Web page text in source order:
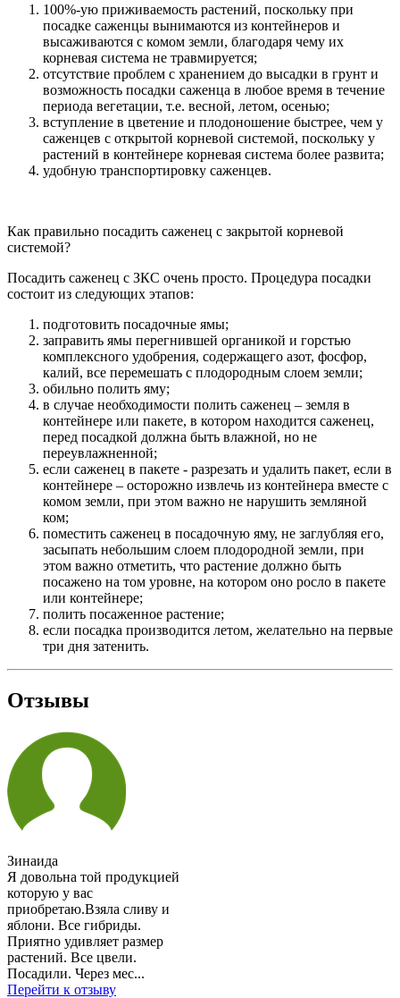
100%-ую приживаемость растений, поскольку при
посадке саженцы вынимаются из контейнеров и
высаживаются с комом земли, благодаря чему их
корневая система не травмируется;
отсутствие проблем с хранением до высадки в грунт и
возможность посадки саженца в любое время в течение
периода вегетации, т.е. весной, летом, осенью;
вступление в цветение и плодоношение быстрее, чем у
саженцев с открытой корневой системой, поскольку у
растений в контейнере корневая система более развита;
удобную транспортировку саженцев.
Как правильно посадить саженец с закрытой корневой
системой?
Посадить саженец с ЗКС очень просто. Процедура посадки
состоит из следующих этапов:
подготовить посадочные ямы;
заправить ямы перегнившей органикой и горстью
комплексного удобрения, содержащего азот, фосфор,
калий, все перемешать с плодородным слоем земли;
обильно полить яму;
в случае необходимости полить саженец – земля в
контейнере или пакете, в котором находится саженец,
перед посадкой должна быть влажной, но не
переувлажненной;
если саженец в пакете - разрезать и удалить пакет, если в
контейнере – осторожно извлечь из контейнера вместе с
комом земли, при этом важно не нарушить земляной
ком;
поместить саженец в посадочную яму, не заглубляя его,
засыпать небольшим слоем плодородной земли, при
этом важно отметить, что растение должно быть
посажено на том уровне, на котором оно росло в пакете
или контейнере;
полить посаженное растение;
если посадка производится летом, желательно на первые
три дня затенить.
Отзывы
Зинаида
Я довольна той продукцией
которую у вас
приобретаю.Взяла сливу и
яблони. Все гибриды.
Приятно удивляет размер
растений. Все цвели.
Посадили. Через мес...
Перейти к отзыву